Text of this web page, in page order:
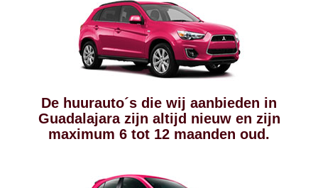
De huurauto´s die wij aanbieden in
Guadalajara zijn altijd nieuw en zijn
maximum 6 tot 12 maanden oud.